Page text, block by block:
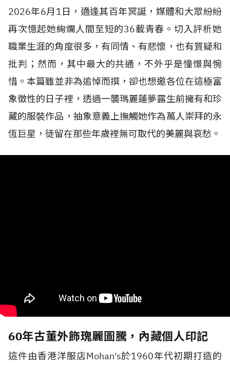
2026年6月1日，適逢其百年冥誕，媒體和大眾紛紛
再次憶起她絢爛人間至短的36載青春。切入評析她
職業生涯的角度很多，有同情、有悲懷，也有質疑和
批判；然而，其中最大的共通，不外乎是憧憬與惋
惜。本篇雖並非為追悼而撰，卻也想邀各位在這極富
象徵性的日子裡，透過一襲瑪麗蓮夢露生前擁有和珍
藏的服裝作品，抽象意義上撫觸她作為萬人崇拜的永
恆巨星，徒留在那些年歲裡無可取代的美麗與哀愁。
60年古董外飾瑰麗圖騰，內藏個人印記
這件由香港洋服店Mohan's於1960年代初期打造的